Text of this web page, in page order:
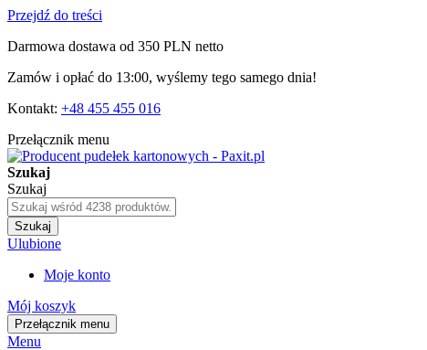
Przejdź do treści
Darmowa dostawa od 350 PLN netto
Zamów i opłać do 13:00, wyślemy tego samego dnia!
Kontakt: +48 455 455 016
Przełącznik menu
Szukaj
Szukaj
Szukaj
Ulubione
Moje konto
Mój koszyk
Przełącznik menu
Menu